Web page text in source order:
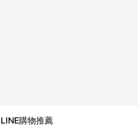
LINE購物推薦